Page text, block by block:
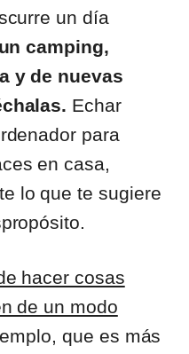
un día
camping,
y de nuevas
Echar
para
en casa,
lo que te sugiere
hacer cosas
de un modo
que es más